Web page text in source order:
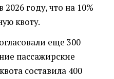
2026 году, что на 10%
квоту.
еще 300
пассажирские
составила 400